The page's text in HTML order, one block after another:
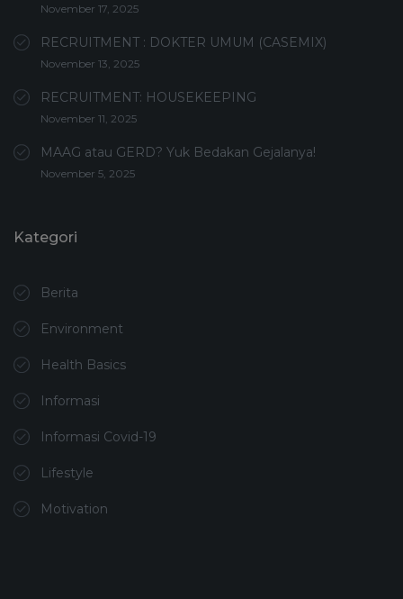
November 17, 2025
RECRUITMENT : DOKTER UMUM (CASEMIX)
November 13, 2025
RECRUITMENT: HOUSEKEEPING
November 11, 2025
MAAG atau GERD? Yuk Bedakan Gejalanya!
November 5, 2025
Kategori
Berita
Environment
Health Basics
Informasi
Informasi Covid-19
Lifestyle
Motivation